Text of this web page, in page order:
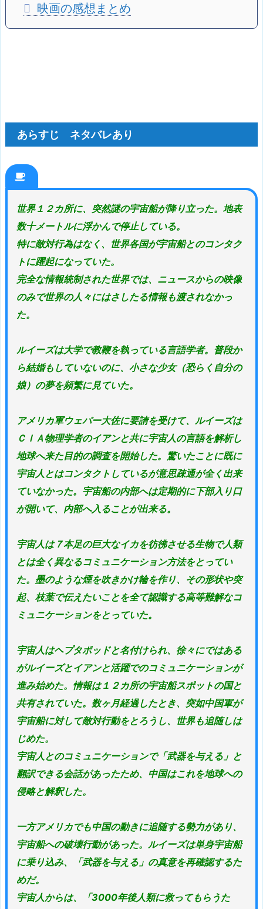
映画の感想まとめ
あらすじ ネタバレあり
世界１２カ所に、突然謎の宇宙船が降り立った。地表
数十メートルに浮かんで停止している。
特に敵対行為はなく、世界各国が宇宙船とのコンタク
トに躍起になっていた。
完全な情報統制された世界では、ニュースからの映像
のみで世界の人々にはさしたる情報も渡されなかっ
た。
ルイーズは大学で教鞭を執っている言語学者。普段か
ら結婚もしていないのに、小さな少女（恐らく自分の
娘）の夢を頻繁に見ていた。
アメリカ軍ウェバー大佐に要請を受けて、ルイーズは
ＣＩＡ物理学者のイアンと共に宇宙人の言語を解析し
地球へ来た目的の調査を開始した。驚いたことに既に
宇宙人とはコンタクトしているが意思疎通が全く出来
ていなかった。宇宙船の内部へは定期的に下部入り口
が開いて、内部へ入ることが出来る。
宇宙人は７本足の巨大なイカを彷彿させる生物で人類
とは全く異なるコミュニケーション方法をとってい
た。墨のような煙を吹きかけ輪を作り、その形状や突
起、枝葉で伝えたいことを全て認識する高等難解なコ
ミュニケーションをとっていた。
宇宙人はヘプタポッドと名付けられ、徐々にではある
がルイーズとイアンと活躍でのコミュニケーションが
進み始めた。情報は１２カ所の宇宙船スポットの国と
共有されていた。数ヶ月経過したとき、突如中国軍が
宇宙船に対して敵対行動をとろうし、世界も追随しは
じめた。
宇宙人とのコミュニケーションで「武器を与える」と
翻訳できる会話があったため、中国はこれを地球への
侵略と解釈した。
一方アメリカでも中国の動きに追随する勢力があり、
宇宙船への破壊行動があった。ルイーズは単身宇宙船
に乗り込み、「武器を与える」の真意を再確認するた
めだ。
宇宙人からは、「3000年後人類に救ってもらうた